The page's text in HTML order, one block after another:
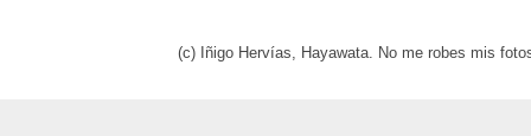
(c) Iñigo Hervías, Hayawata. No me robes mis